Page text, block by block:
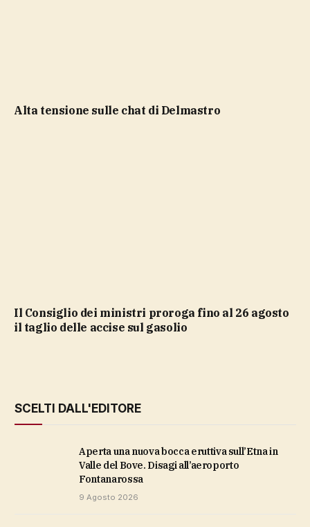
Alta tensione sulle chat di Delmastro
Il Consiglio dei ministri proroga fino al 26 agosto
il taglio delle accise sul gasolio
SCELTI DALL'EDITORE
Aperta una nuova bocca eruttiva sull’Etna in
Valle del Bove. Disagi all’aeroporto
Fontanarossa
9 Agosto 2026